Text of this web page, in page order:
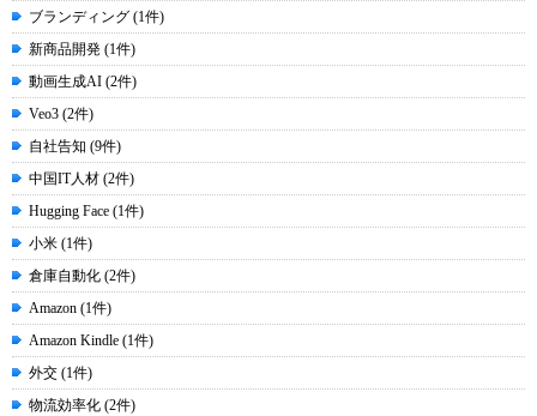
ブランディング (1件)
新商品開発 (1件)
動画生成AI (2件)
Veo3 (2件)
自社告知 (9件)
中国IT人材 (2件)
Hugging Face (1件)
小米 (1件)
倉庫自動化 (2件)
Amazon (1件)
Amazon Kindle (1件)
外交 (1件)
物流効率化 (2件)